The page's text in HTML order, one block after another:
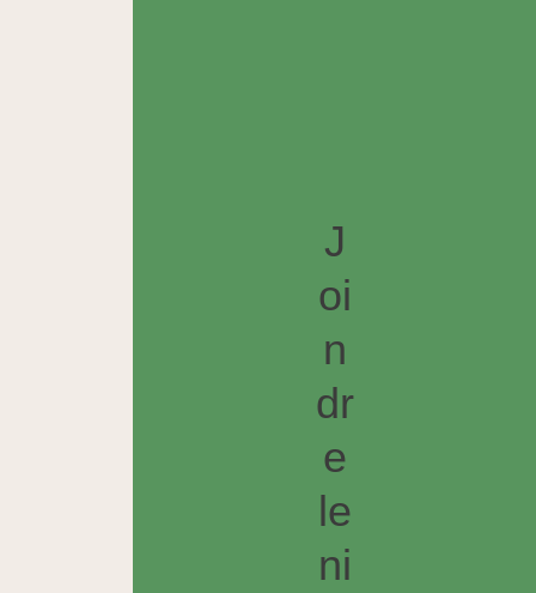
J
oi
n
dr
e
le
ni